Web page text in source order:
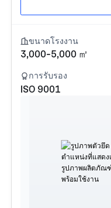
ขนาดโรงงาน
3,000-5,000 ㎡
การรับรอง
ISO 9001